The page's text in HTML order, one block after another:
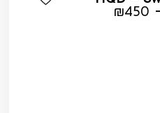
₪450